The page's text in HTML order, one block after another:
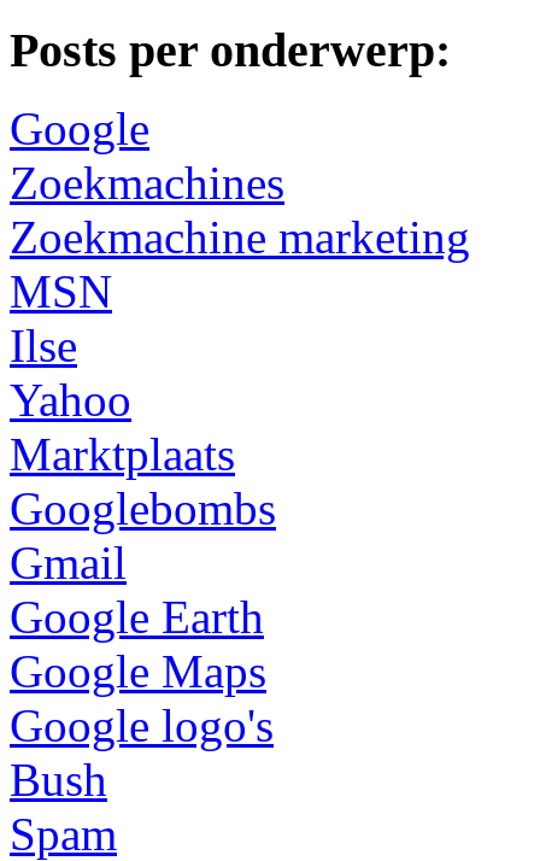
Posts per onderwerp:
Google
Zoekmachines
Zoekmachine marketing
MSN
Ilse
Yahoo
Marktplaats
Googlebombs
Gmail
Google Earth
Google Maps
Google logo's
Bush
Spam